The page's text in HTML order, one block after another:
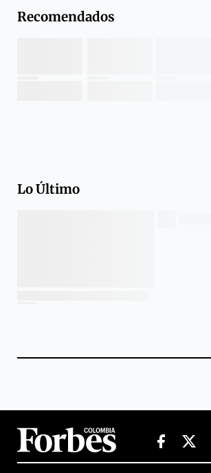
Recomendados
Lo Último